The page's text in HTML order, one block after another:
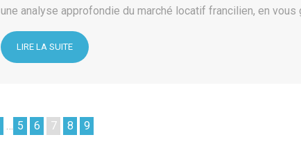
une analyse approfondie du marché locatif francilien, en vous
LIRE LA SUITE
… 5 6 7 8 9